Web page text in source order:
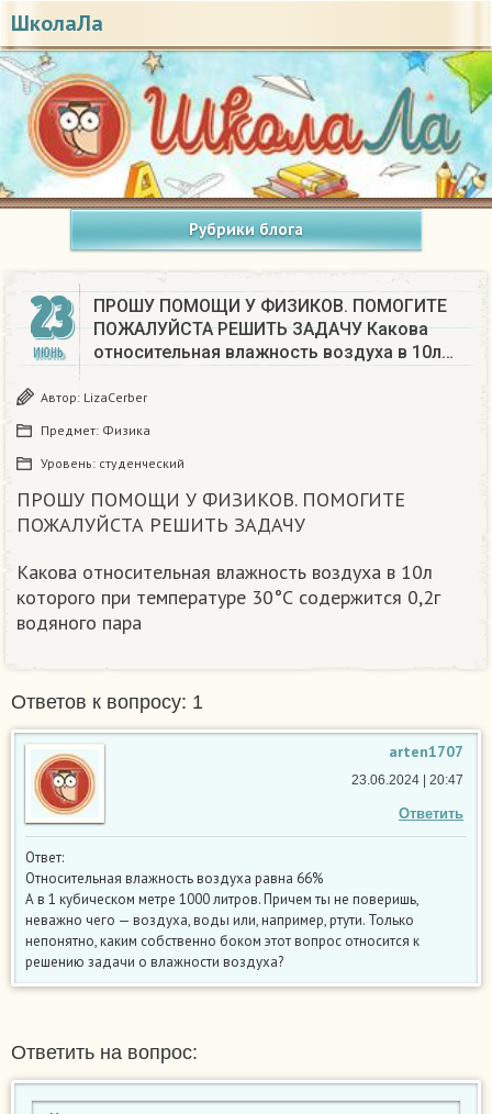
ШколаЛа
Рубрики блога
23
ИЮНЬ
ПРОШУ ПОМОЩИ У ФИЗИКОВ. ПОМОГИТЕ
ПОЖАЛУЙСТА РЕШИТЬ ЗАДАЧУ Какова
относительная влажность воздуха в 10л…
Автор: LizaCerber
Предмет: Физика
Уровень: студенческий
ПРОШУ ПОМОЩИ У ФИЗИКОВ. ПОМОГИТЕ
ПОЖАЛУЙСТА РЕШИТЬ ЗАДАЧУ
Какова относительная влажность воздуха в 10л
которого при температуре 30°С содержится 0,2г
водяного пара
Ответов к вопросу: 1
arten1707
Ответить
23.06.2024 | 20:47
Ответ:
Относительная влажность воздуха равна 66%
А в 1 кубическом метре 1000 литров. Причем ты не поверишь,
неважно чего — воздуха, воды или, например, ртути. Только
непонятно, каким собственно боком этот вопрос относится к
решению задачи о влажности воздуха?
Ответить на вопрос: